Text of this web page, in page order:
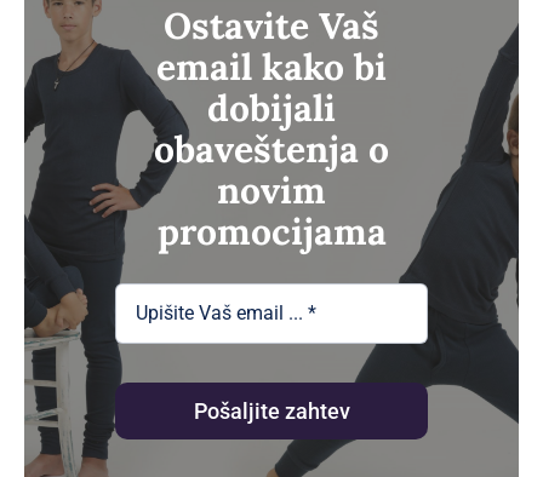
Ostavite Vaš
email kako bi
dobijali
obaveštenja o
novim
promocijama
Pošaljite zahtev